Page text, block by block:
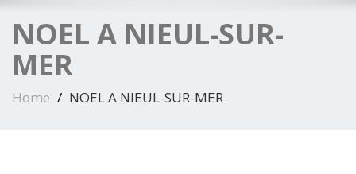
NOEL A NIEUL-SUR-
MER
Home NOEL A NIEUL-SUR-MER